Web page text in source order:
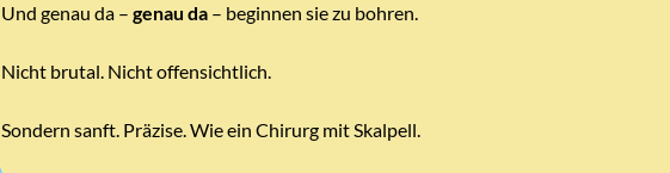
Und genau da – genau da– beginnen sie zu bohren.
Nicht brutal. Nicht offensichtlich.
Sondern sanft. Präzise. Wie ein Chirurg mit Skalpell.